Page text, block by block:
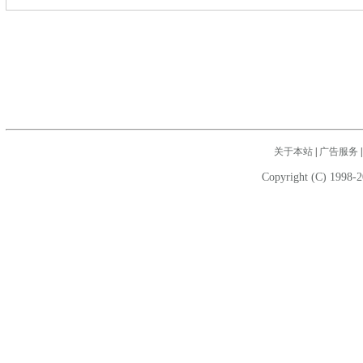
关于本站| 广告服务
Copyright (C) 1998-